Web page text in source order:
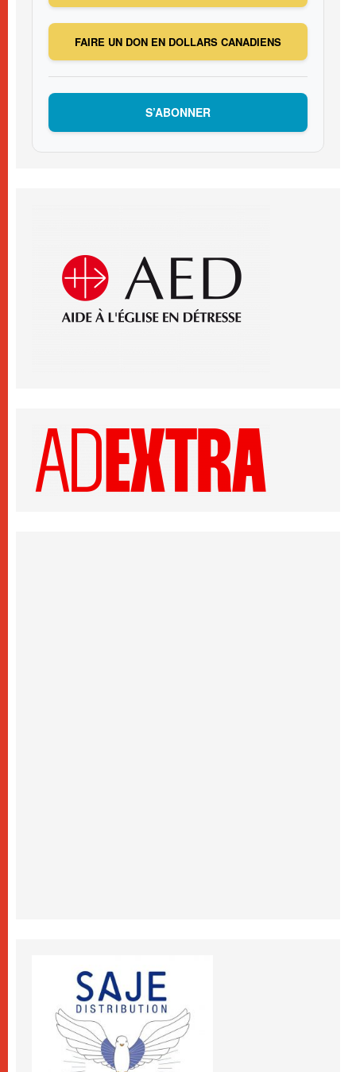
FAIRE UN DON EN DOLLARS CANADIENS
S’ABONNER